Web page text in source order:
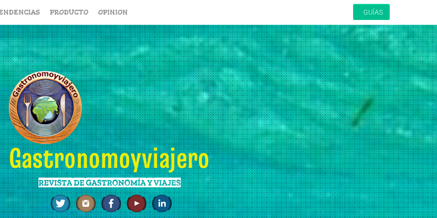
PRODUCTO OPINION GUÍAS
Gastronomoyviajero
REVISTA DE GASTRONOMÍA Y VIAJES